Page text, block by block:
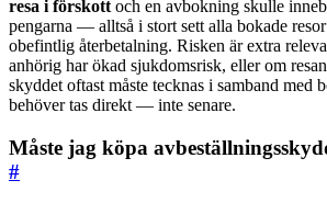
resa i förskott och en avbokning skulle
pengarna — alltså i stort sett alla bokade
obefintlig återbetalning. Risken är extra
anhörig har ökad sjukdomsrisk, eller om
skyddet oftast måste tecknas i samband med
behöver tas direkt — inte senare.
Måste jag köpa
#